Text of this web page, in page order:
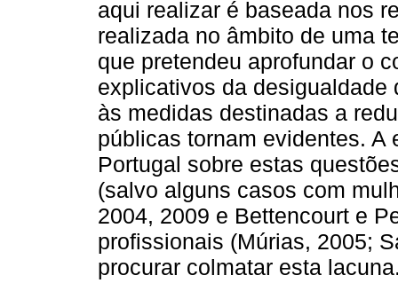
aqui realizar é baseada nos
realizada no âmbito de uma
que pretendeu aprofundar o
explicativos da
às medidas destinadas a
públicas tornam evidentes.
Portugal sobre estas
(salvo alguns casos com
2004, 2009 e Bettencourt e
profissionais (Múrias, 2005;
procurar colmatar esta